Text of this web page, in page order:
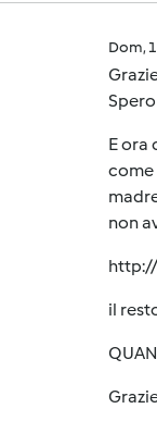
Dom,
E ora
come
non
il